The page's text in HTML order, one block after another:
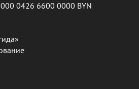
0426 6600 0000 BYN